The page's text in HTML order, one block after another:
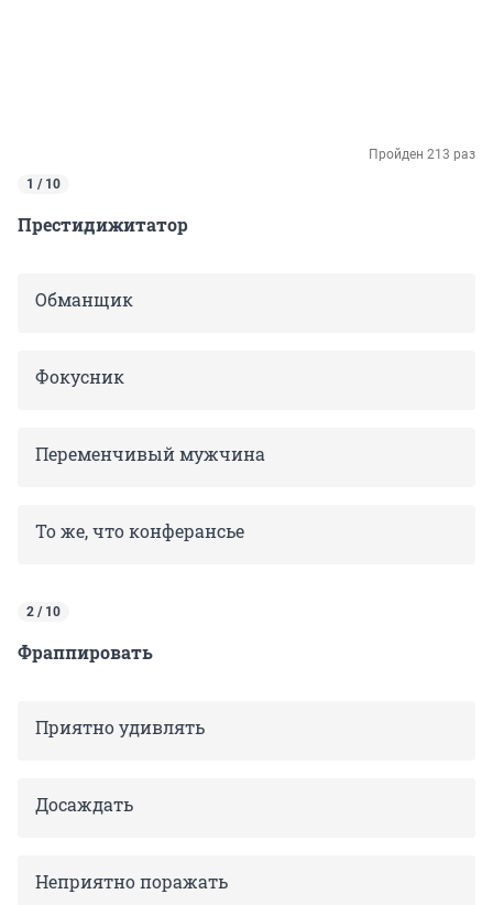
Пройден 213 раз
1 / 10
Престидижитатор
Обманщик
Фокусник
Переменчивый мужчина
То же, что конферансье
2 / 10
Фраппировать
Приятно удивлять
Досаждать
Неприятно поражать